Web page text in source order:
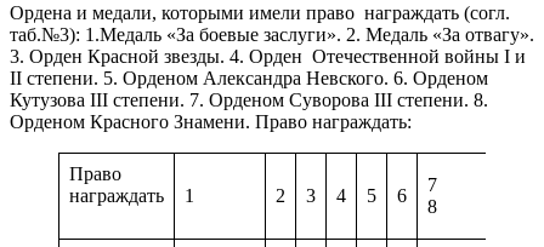
Ордена и медали, которыми имели право награждать (согл.
таб.№3): 1.Медаль «За боевые заслуги». 2. Медаль «За отвагу».
3. Орден Красной звезды. 4. Орден Отечественной войны I и
II степени. 5. Орденом Александра Невского. 6. Орденом
Кутузова III степени. 7. Орденом Суворова III степени. 8.
Орденом Красного Знамени. Право награждать:
Право
награждать
1 2 3 4 5 6
7
8